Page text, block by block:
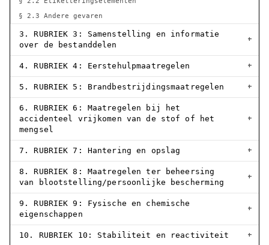
§ 2.3 Andere gevaren
3. RUBRIEK 3: Samenstelling en informatie
over de bestanddelen
4. RUBRIEK 4: Eerstehulpmaatregelen
5. RUBRIEK 5: Brandbestrijdingsmaatregelen
6. RUBRIEK 6: Maatregelen bij het
accidenteel vrijkomen van de stof of het
mengsel
7. RUBRIEK 7: Hantering en opslag
8. RUBRIEK 8: Maatregelen ter beheersing
van blootstelling/persoonlijke bescherming
9. RUBRIEK 9: Fysische en chemische
eigenschappen
10. RUBRIEK 10: Stabiliteit en reactiviteit